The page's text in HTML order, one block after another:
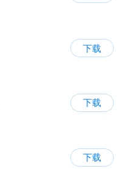
下载
下载
下载